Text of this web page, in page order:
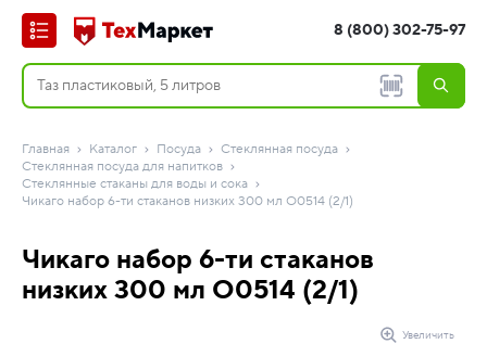
8 (800) 302-75-97
Главная Каталог Посуда
Стеклянная посуда
Стеклянная посуда для напитков
Стеклянные стаканы для воды и сока
Чикаго набор 6-ти стаканов низких 300 мл O0514 (2/1)
Чикаго набор 6-ти стаканов
низких 300 мл O0514 (2/1)
Увеличить